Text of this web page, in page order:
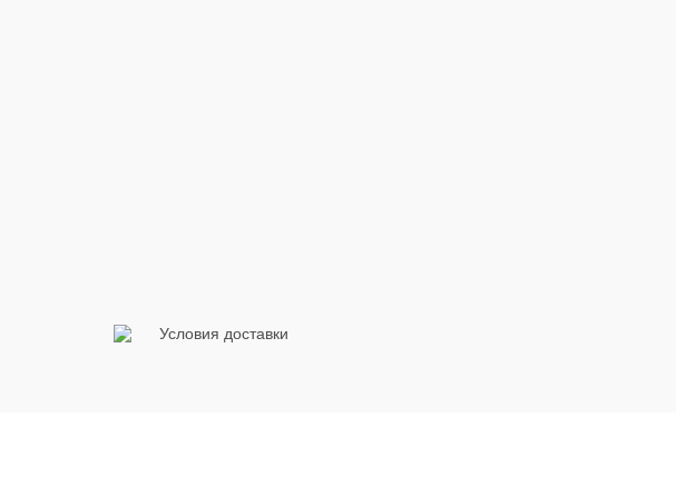
Условия доставки